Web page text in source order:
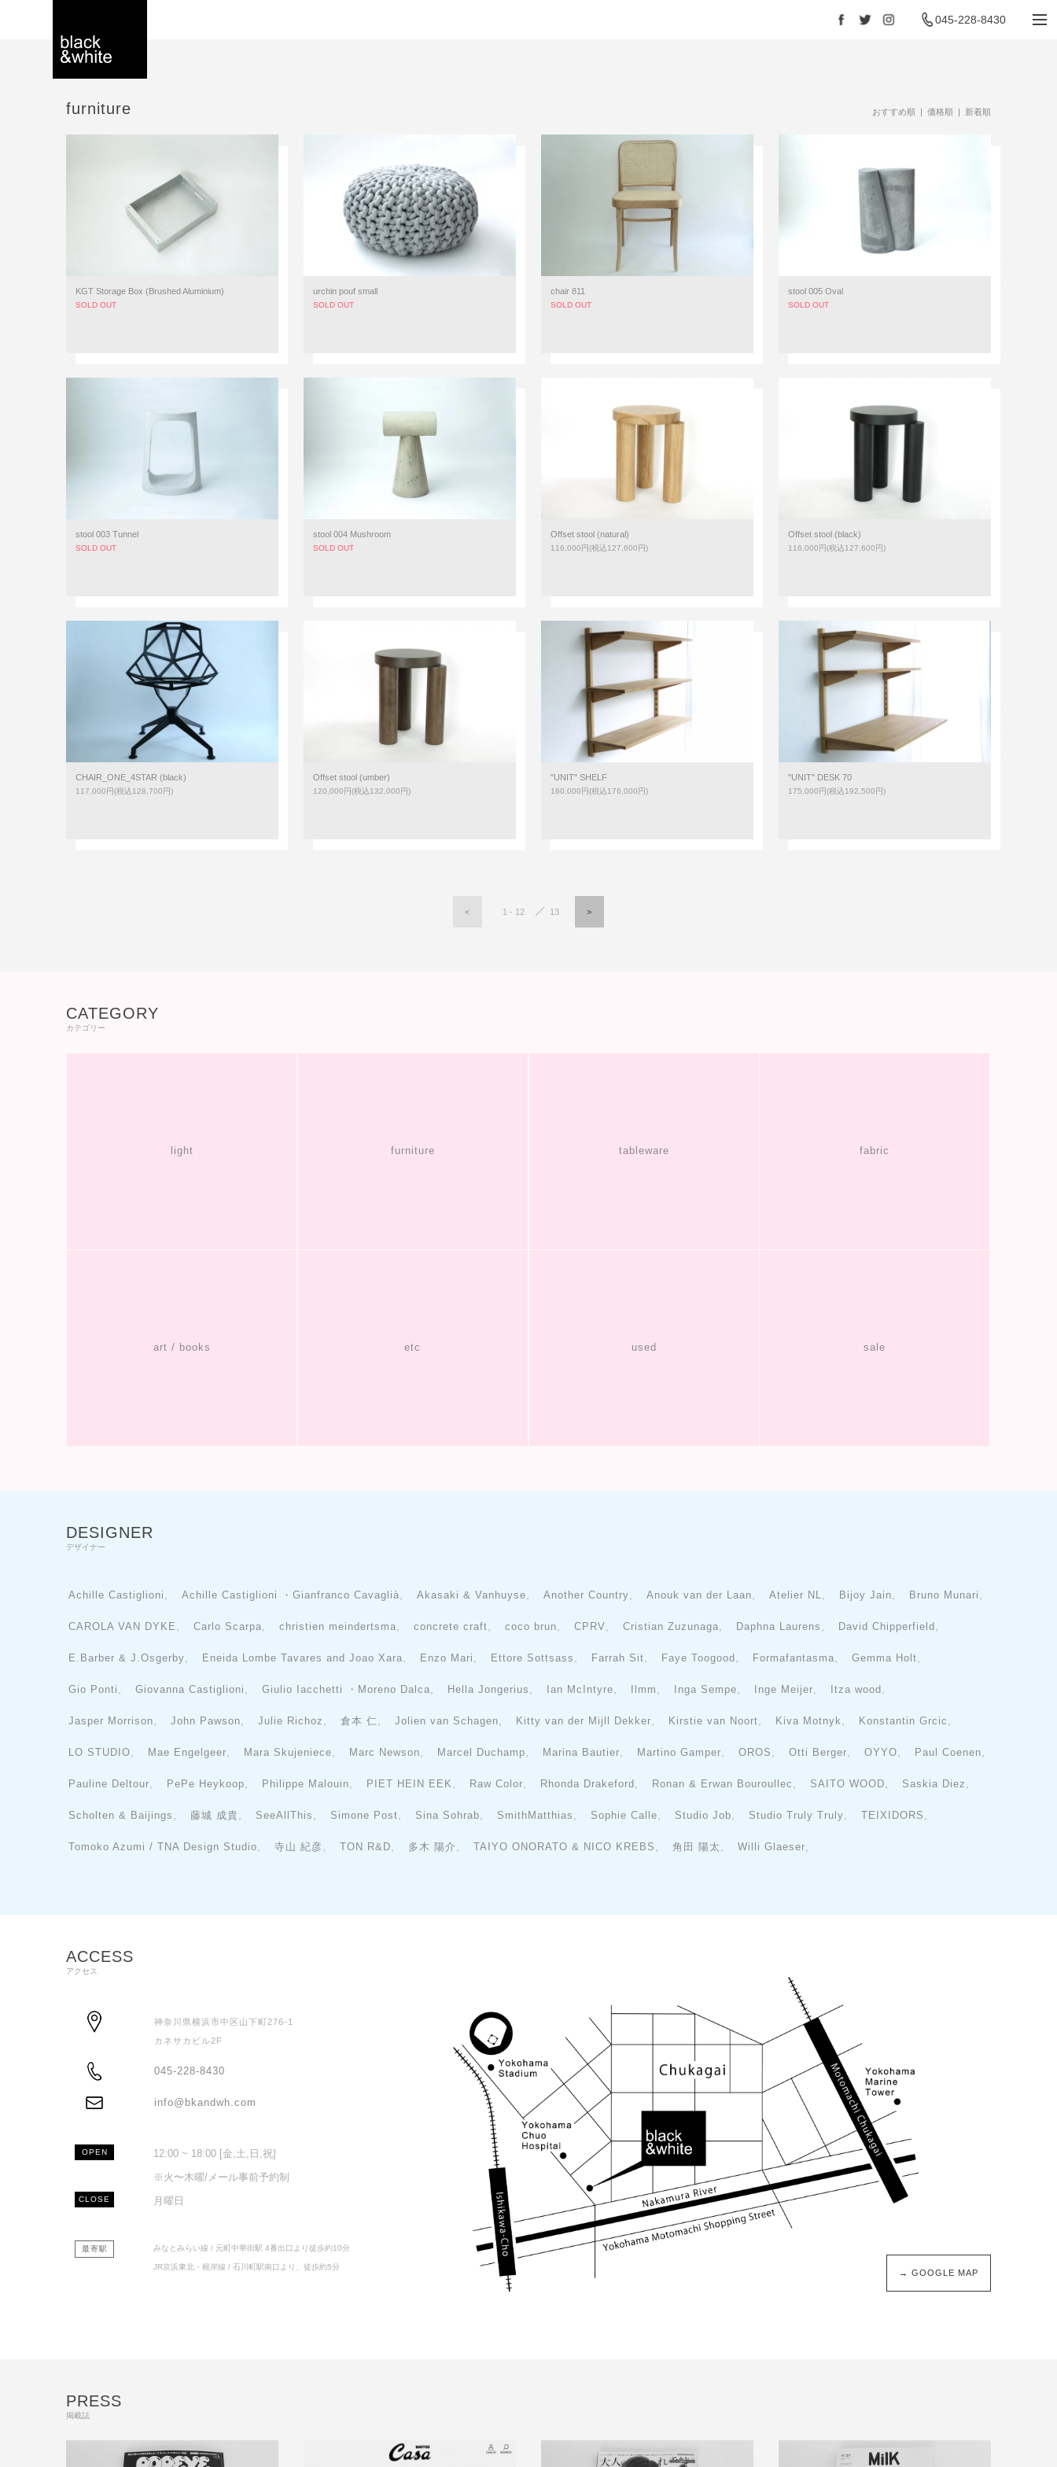
black＆white -
045-228-8430
furniture おすすめ順 | 価格順 | 新着順
KGT Storage Box (Brushed Aluminium)
SOLD OUT
urchin pouf small
SOLD OUT
chair 811
SOLD OUT
stool 005 Oval
SOLD OUT
stool 003 Tunnel
SOLD OUT
stool 004 Mushroom
SOLD OUT
Offset stool (natural)
116,000円(税込127,600円)
Offset stool (black)
116,000円(税込127,600円)
CHAIR_ONE_4STAR (black)
117,000円(税込128,700円)
Offset stool (umber)
120,000円(税込132,000円)
"UNIT" SHELF
160,000円(税込176,000円)
"UNIT" DESK 70
175,000円(税込192,500円)
< 1 - 12 13 >
CATEGORY
カテゴリー
light furniture tableware fabric
art / books etc used sale
DESIGNER
デザイナー
Achille Castiglioni , Achille Castiglioni ・Gianfranco Cavaglià, Akasaki & Vanhuyse, Another Country, Anouk van der Laan, Atelier NL, Bijoy Jain, Bruno Munari ,
CAROLA VAN DYKE , Carlo Scarpa, christien meindertsma, concrete craft, coco brun, CPRV , Cristian Zuzunaga, Daphna Laurens , David Chipperfield ,
E.Barber & J.Osgerby, Eneida Lombe Tavares and Joao Xara, Enzo Mari , Ettore Sottsass , Farrah Sit, Faye Toogood , Formafantasma, Gemma Holt,
Gio Ponti , Giovanna Castiglioni , Giulio Iacchetti ・Moreno Dalca, Hella Jongerius , Ian McIntyre, Ilmm , Inga Sempe, Inge Meijer, Itza wood ,
Jasper Morrison, John Pawson, Julie Richoz , 倉本 仁, Jolien van Schagen, Kitty van der Mijll Dekker, Kirstie van Noort, Kiva Motnyk , Konstantin Grcic ,
LO STUDIO, Mae Engelgeer, Mara Skujeniece, Marc Newson, Marcel Duchamp, Marina Bautier, Martino Gamper, OROS , Otti Berger, OYYO, Paul Coenen,
Pauline Deltour, PePe Heykoop, Philippe Malouin, PIET HEIN EEK , Raw Color, Rhonda Drakeford , Ronan & Erwan Bouroullec , SAITO WOOD, Saskia Diez ,
Scholten & Baijings , 藤城 成貴, SeeAllThis , Simone Post, Sina Sohrab, SmithMatthias , Sophie Calle, Studio Job, Studio Truly Truly, TEIXIDORS ,
Tomoko Azumi / TNA Design Studio, 寺山 紀彦, TON R&D, 多木 陽介 , TAIYO ONORATO & NICO KREBS , 角田 陽太 , Willi Glaeser,
ACCESS
アクセス
神奈川県横浜市中区山下町276-1
カネサカビル2F
TEL
045-228-8430
info@bkandwh.com
OPEN 12:00 ~ 18:00 [金,土,日,祝]
※火〜木曜/メール事前予約制
CLOSE 月曜日
最寄駅 みなとみらい線 / 元町中華街駅 4番出口より徒歩約10分
JR京浜東北・根岸線 / 石川町駅南口より、徒歩約5分
→ GOOGLE MAP
PRESS
掲載誌